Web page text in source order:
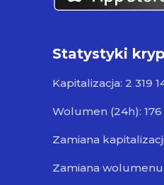
Statystyki
Kapitalizacja: 2 319
Wolumen (24h): 176
Zamiana
Zamiana